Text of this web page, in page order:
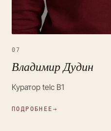
07
Владимир Дудин
Куратор telc B1
ПОДРОБНЕЕ →